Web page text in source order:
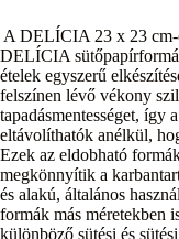
A DELÍCIA 23 x 23 cm-
DELÍCIA
ételek egyszerű
felszínen lévő vékony
tapadásmentességet, így
eltávolíthatók anélkül,
Ezek az eldobható
megkönnyítik a
és alakú, általános
formák más méretekben
különböző sütési és